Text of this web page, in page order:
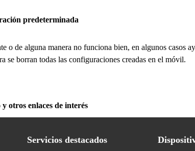
predeterminada
o de alguna manera no funciona bien, en algunos casos
se borran todas las configuraciones creadas en el móvil.
otros enlaces de interés
Servicios destacados